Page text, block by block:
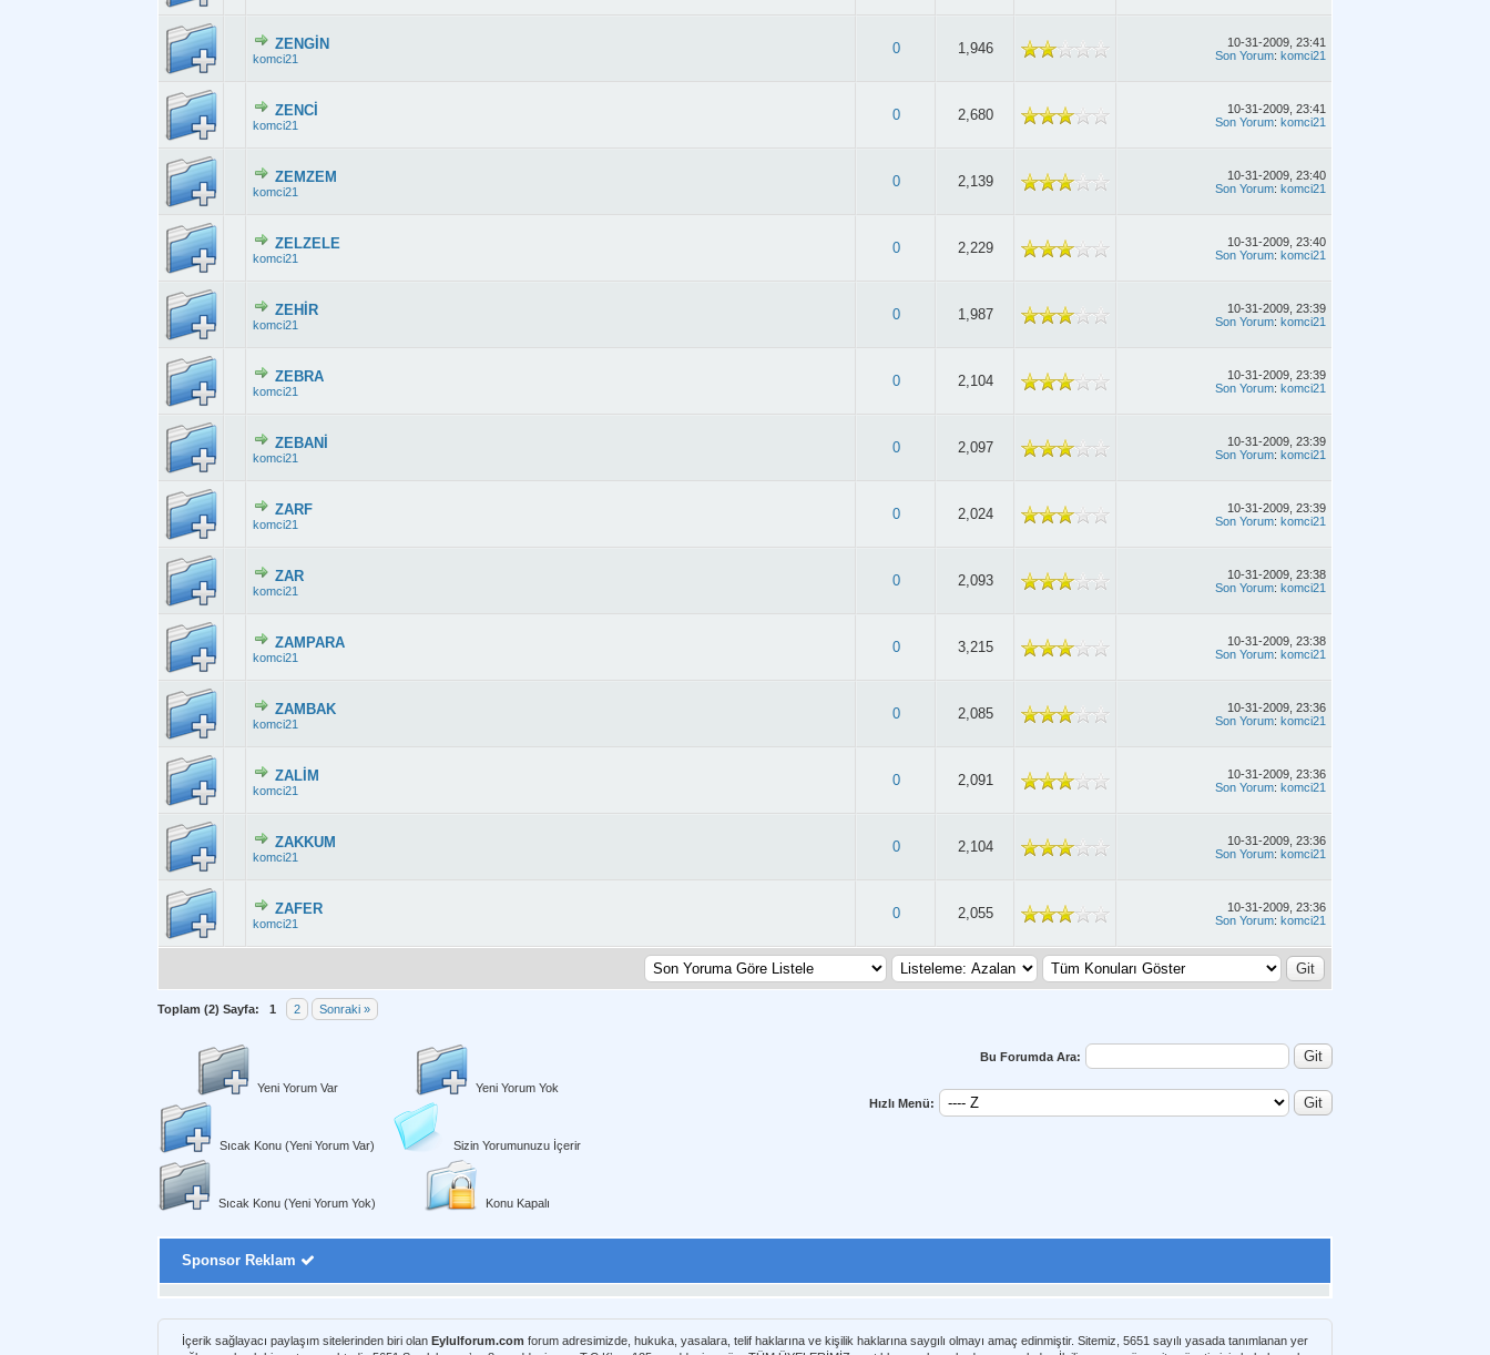
ZENGİN
komci21
0 1,946
10-31-2009, 23:41
Son Yorum: komci21
ZENCİ
komci21
0 2,680
10-31-2009, 23:41
Son Yorum: komci21
ZEMZEM
komci21
0 2,139
10-31-2009, 23:40
Son Yorum: komci21
ZELZELE
komci21
0 2,229
10-31-2009, 23:40
Son Yorum: komci21
ZEHİR
komci21
0 1,987
10-31-2009, 23:39
Son Yorum: komci21
ZEBRA
komci21
0 2,104
10-31-2009, 23:39
Son Yorum: komci21
ZEBANİ
komci21
0 2,097
10-31-2009, 23:39
Son Yorum: komci21
ZARF
komci21
0 2,024
10-31-2009, 23:39
Son Yorum: komci21
ZAR
komci21
0 2,093
10-31-2009, 23:38
Son Yorum: komci21
ZAMPARA
komci21
0 3,215
10-31-2009, 23:38
Son Yorum: komci21
ZAMBAK
komci21
0 2,085
10-31-2009, 23:36
Son Yorum: komci21
ZALİM
komci21
0 2,091
10-31-2009, 23:36
Son Yorum: komci21
ZAKKUM
komci21
0 2,104
10-31-2009, 23:36
Son Yorum: komci21
ZAFER
komci21
0 2,055
10-31-2009, 23:36
Son Yorum: komci21
Toplam (2) Sayfa: 1 2 Sonraki »
Yeni Yorum Var
Sıcak Konu (Yeni Yorum Var)
Sıcak Konu (Yeni Yorum Yok)
Yeni Yorum Yok
Sizin Yorumunuzu İçerir
Konu Kapalı
Bu Forumda Ara:
Hızlı Menü:
Sponsor Reklam
İçerik sağlayacı paylaşım sitelerinden biri olan Eylulforum.com forum adresimizde, hukuka, yasalara, telif haklarına ve kişilik haklarına saygılı olmayı amaç edinmiştir. Sitemiz, 5651 sayılı yasada tanımlanan yer